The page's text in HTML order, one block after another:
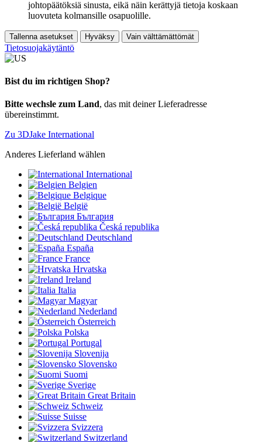
johtopäätöksiä sinusta, eikä näin kerättyjä tietoja koskaan
luovuteta kolmansille osapuolille.
Tallenna asetukset Hyväksy Vain välttämättömät
Tietosuojakäytäntö
Bist du im richtigen Shop?
Bitte wechsle zum Land, das mit deiner Lieferadresse
übereinstimmt.
Zu 3DJake International
Anderes Lieferland wählen
International
Belgien
Belgique
België
България
Česká republika
Deutschland
España
France
Hrvatska
Ireland
Italia
Magyar
Nederland
Österreich
Polska
Portugal
Slovenija
Slovensko
Suomi
Sverige
Great Britain
Schweiz
Suisse
Svizzera
Switzerland